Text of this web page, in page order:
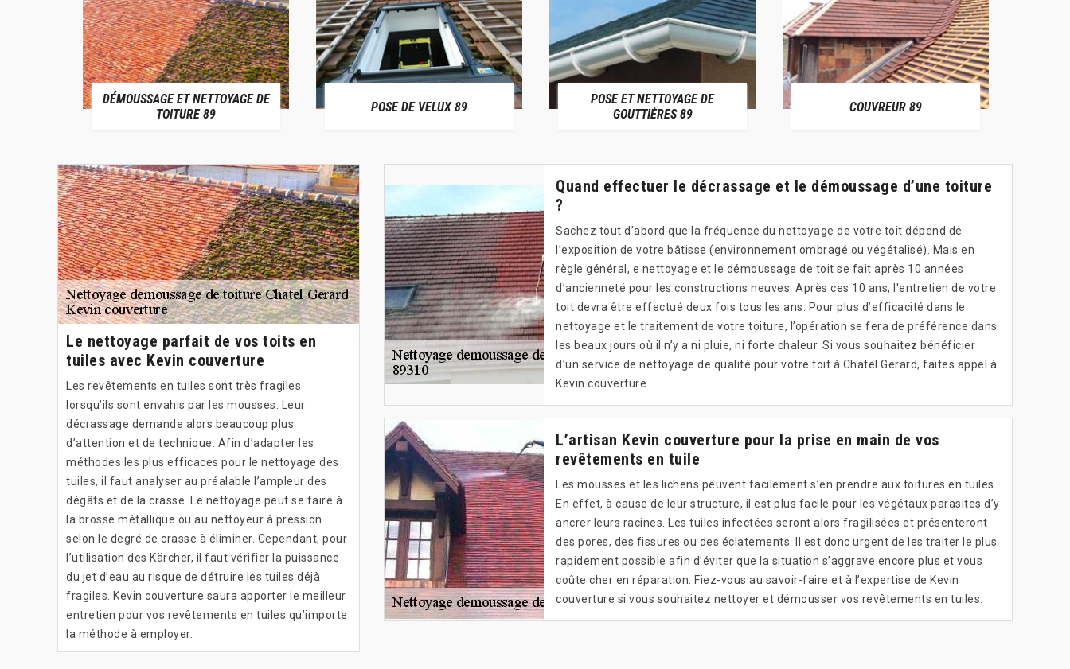
DÉMOUSSAGE ET NETTOYAGE DE
TOITURE 89
POSE DE VELUX 89
POSE ET NETTOYAGE DE
GOUTTIÈRES 89
COUVREUR 89
Le nettoyage parfait de vos toits en
tuiles avec Kevin couverture
Les revêtements en tuiles sont très fragiles
lorsqu’ils sont envahis par les mousses. Leur
décrassage demande alors beaucoup plus
d’attention et de technique. Afin d’adapter les
méthodes les plus efficaces pour le nettoyage des
tuiles, il faut analyser au préalable l’ampleur des
dégâts et de la crasse. Le nettoyage peut se faire à
la brosse métallique ou au nettoyeur à pression
selon le degré de crasse à éliminer. Cependant, pour
l’utilisation des Kärcher, il faut vérifier la puissance
du jet d’eau au risque de détruire les tuiles déjà
fragiles. Kevin couverture saura apporter le meilleur
entretien pour vos revêtements en tuiles qu’importe
la méthode à employer.
Quand effectuer le décrassage et le démoussage d’une toiture
?
Sachez tout d’abord que la fréquence du nettoyage de votre toit dépend de
l’exposition de votre bâtisse (environnement ombragé ou végétalisé). Mais en
règle général, e nettoyage et le démoussage de toit se fait après 10 années
d’ancienneté pour les constructions neuves. Après ces 10 ans, l'entretien de votre
toit devra être effectué deux fois tous les ans. Pour plus d’efficacité dans le
nettoyage et le traitement de votre toiture, l’opération se fera de préférence dans
les beaux jours où il n’y a ni pluie, ni forte chaleur. Si vous souhaitez bénéficier
d’un service de nettoyage de qualité pour votre toit à Chatel Gerard, faites appel à
Kevin couverture.
L’artisan Kevin couverture pour la prise en main de vos
revêtements en tuile
Les mousses et les lichens peuvent facilement s’en prendre aux toitures en tuiles.
En effet, à cause de leur structure, il est plus facile pour les végétaux parasites d’y
ancrer leurs racines. Les tuiles infectées seront alors fragilisées et présenteront
des pores, des fissures ou des éclatements. Il est donc urgent de les traiter le plus
rapidement possible afin d’éviter que la situation s’aggrave encore plus et vous
coûte cher en réparation. Fiez-vous au savoir-faire et à l’expertise de Kevin
couverture si vous souhaitez nettoyer et démousser vos revêtements en tuiles.